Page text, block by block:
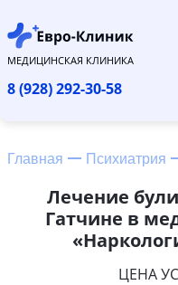
МЕДИЦИНСКАЯ КЛИНИКА
8 (928) 292-30-58
Главная Психиатрия
Лечение
Гатчине в
ЦЕНА